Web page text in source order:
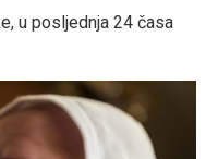
u posljednja 24 časa